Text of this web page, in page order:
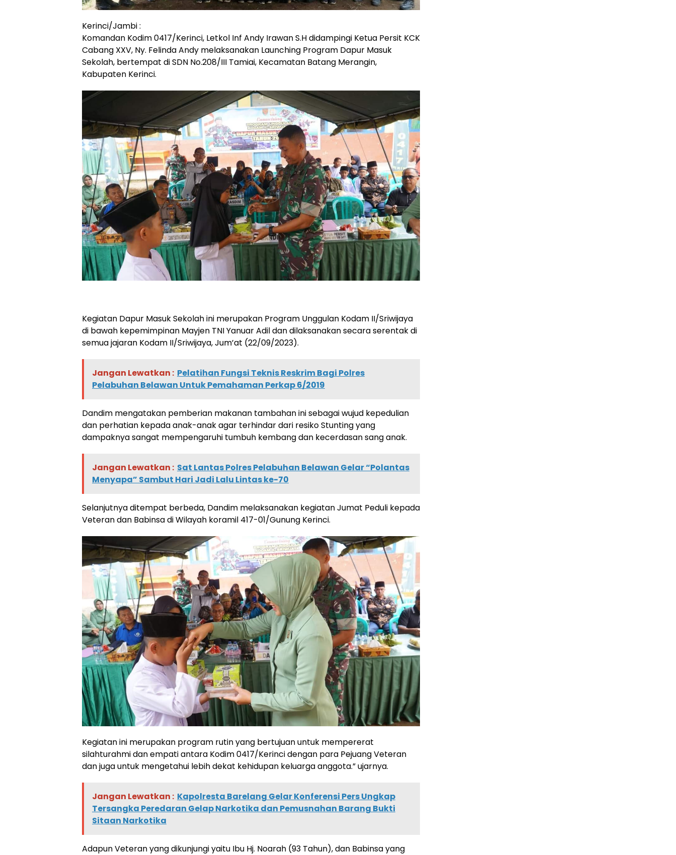
Kerinci/Jambi :
Komandan Kodim 0417/Kerinci, Letkol Inf Andy Irawan S.H didampingi Ketua Persit KCK
Cabang XXV, Ny. Felinda Andy melaksanakan Launching Program Dapur Masuk
Sekolah, bertempat di SDN No.208/III Tamiai, Kecamatan Batang Merangin,
Kabupaten Kerinci.
Kegiatan Dapur Masuk Sekolah ini merupakan Program Unggulan Kodam II/Sriwijaya
di bawah kepemimpinan Mayjen TNI Yanuar Adil dan dilaksanakan secara serentak di
semua jajaran Kodam II/Sriwijaya, Jum’at (22/09/2023).
Jangan Lewatkan : Pelatihan Fungsi Teknis Reskrim Bagi Polres
Pelabuhan Belawan Untuk Pemahaman Perkap 6/2019
Dandim mengatakan pemberian makanan tambahan ini sebagai wujud kepedulian
dan perhatian kepada anak-anak agar terhindar dari resiko Stunting yang
dampaknya sangat mempengaruhi tumbuh kembang dan kecerdasan sang anak.
Jangan Lewatkan : Sat Lantas Polres Pelabuhan Belawan Gelar “Polantas
Menyapa” Sambut Hari Jadi Lalu Lintas ke-70
Selanjutnya ditempat berbeda, Dandim melaksanakan kegiatan Jumat Peduli kepada
Veteran dan Babinsa di Wilayah koramil 417-01/Gunung Kerinci.
Kegiatan ini merupakan program rutin yang bertujuan untuk mempererat
silahturahmi dan empati antara Kodim 0417/Kerinci dengan para Pejuang Veteran
dan juga untuk mengetahui lebih dekat kehidupan keluarga anggota.” ujarnya.
Jangan Lewatkan : Kapolresta Barelang Gelar Konferensi Pers Ungkap
Tersangka Peredaran Gelap Narkotika dan Pemusnahan Barang Bukti
Sitaan Narkotika
Adapun Veteran yang dikunjungi yaitu Ibu Hj. Noarah (93 Tahun), dan Babinsa yang